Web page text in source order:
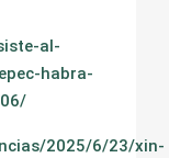
al-
habra-
2025/6/23/xin-